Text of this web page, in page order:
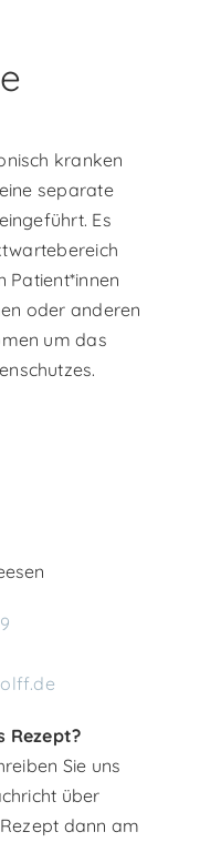
kranken
separate
Es
Patient*innen
oder anderen
um das
Rezept?
Sie uns
über
dann am